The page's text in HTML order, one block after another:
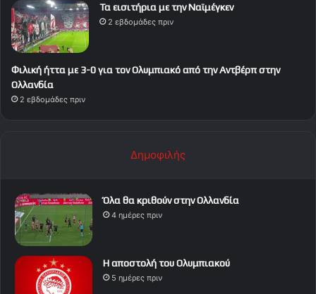
Τα εισιτήρια με την Ναϊμέγκεν
2 εβδομάδες πριν
Φιλική ήττα με 3-0 για τον Ολυμπιακό από την Αντβέρπ στην
Ολλανδία
2 εβδομάδες πριν
Δημοφιλής
Όλα θα κριθούν στην Ολλανδία
4 ημέρες πριν
Η αποστολή του Ολυμπιακού
5 ημέρες πριν